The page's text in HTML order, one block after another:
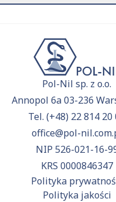
Pol-Nil sp. z o.o.
Annopol 6a 03-236
Tel. (+48) 22 814 20
office@pol-
NIP 526-021-16-
KRS 0000846347
Polityka
Polityka jakości